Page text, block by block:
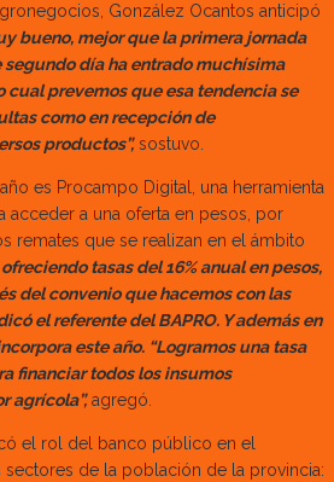
González Ocantos anticipó
bueno, mejor que la primera jornada
segundo día ha entrado muchísima
cual prevemos que esa tendencia se
como en recepción de
productos”,sostuvo.
es Procampo Digital, una herramienta
a una oferta en pesos, por
remates que se realizan en el ámbito
ofreciendo tasas del 16% anual en pesos,
del convenio que hacemos con las
el referente del BAPRO. Y además en
este año. “Logramos una tasa
financiar todos los insumos
agrícola”,agregó.
el rol del banco público en el
de la población de la provincia: